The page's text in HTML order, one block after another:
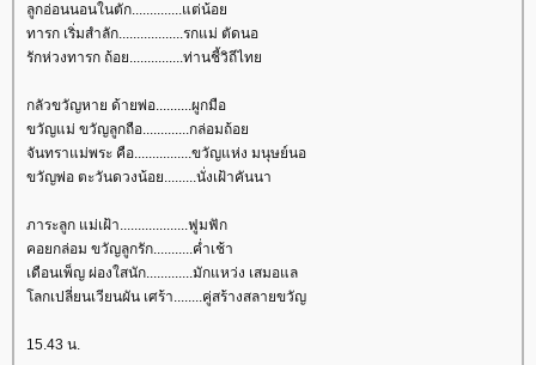
ลูกอ่อนนอนในตัก..............แต่น้อ
ทารก เริ่มสำลัก..................รกแม่ ตัดนอ
รักห่วงทารก ถ้อย...............ท่านชี้วิถีไท
กลัวขวัญหาย ด้ายพ่อ..........ผูกมือ
ขวัญแม่ ขวัญลูกถือ.............กล่อมถ้อ
จันทราแม่พระ คือ................ขวัญแห่ง มนุษย์นอ
ขวัญพ่อ ตะวันดวงน้อย.........นั่งเฝ้าคันนา
ภาระลูก แม่เฝ้า...................ฟูมฟัก
คอยกล่อม ขวัญลูกรัก...........ค่ำเช้า
เดือนเพ็ญ ผ่องใสนัก.............มักแหว่ง เสมอแล
ลกเปลี่ยนเวียนผัน เศร้า........คู่สร้างสลายขวัญ
15.43 น.